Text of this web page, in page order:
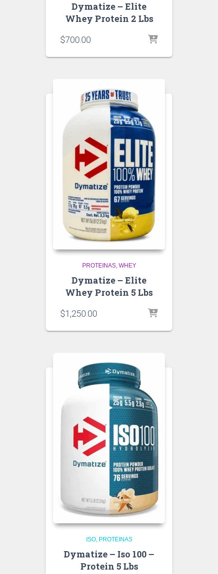
Dymatize – Elite
Whey Protein 2 Lbs
$700.00
PROTEINAS WHEY
Dymatize – Elite
Whey Protein 5 Lbs
$1,250.00
ISO PROTEINAS
Dymatize – Iso 100 –
Protein 5 Lbs